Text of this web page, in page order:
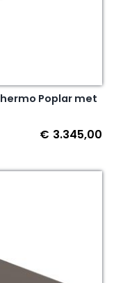
Poplar met
€ 3.345,00